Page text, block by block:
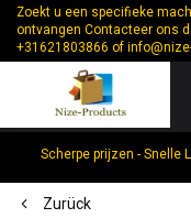
Zoekt u een specifieke
ontvangen Contacteer ons
+31621803866 of
Scherpe prijzen - Snelle
Zurück